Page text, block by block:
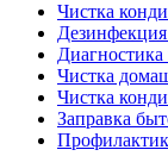
Чистка
Чистка
Чистка
Заправка